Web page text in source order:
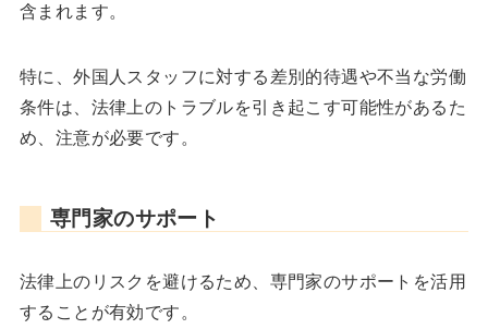
含まれます。
特に、外国人スタッフに対する差別的待遇や不当な労働
条件は、法律上のトラブルを引き起こす可能性があるた
め、注意が必要です。
専門家のサポート
法律上のリスクを避けるため、専門家のサポートを活用
することが有効です。